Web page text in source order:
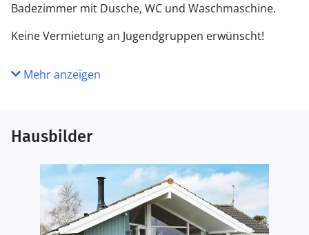
Badezimmer mit Dusche, WC und Waschmaschine.
Keine Vermietung an Jugendgruppen erwünscht!
Mehr anzeigen
Hausbilder